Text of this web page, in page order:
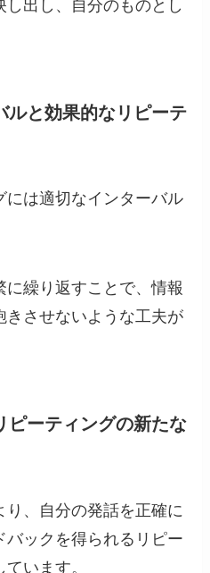
出し、自分のものとし
ルと効果的なリピーテ
には適切なインターバル
繰り返すことで、情報
きさせないような工夫が
ピーティングの新たな
、自分の発話を正確に
ックを得られるリピー
います。